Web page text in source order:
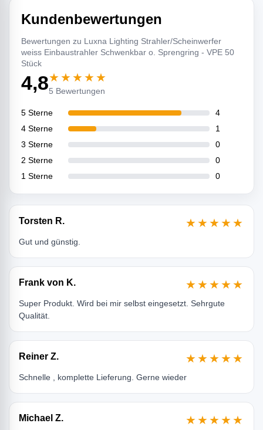
Kundenbewertungen
Bewertungen zu Luxna Lighting Strahler/Scheinwerfer
weiss Einbaustrahler Schwenkbar o. Sprengring - VPE 50
Stück
4,8★★★★★
5 Bewertungen
5 Sterne
4
4 Sterne
1
3 Sterne
0
2 Sterne
0
1 Sterne
0
Torsten R. ★★★★★
Gut und günstig.
Frank von K. ★★★★★
Super Produkt. Wird bei mir selbst eingesetzt. Sehrgute
Qualität.
Reiner Z. ★★★★★
Schnelle , komplette Lieferung. Gerne wieder
Michael Z. ★★★★★